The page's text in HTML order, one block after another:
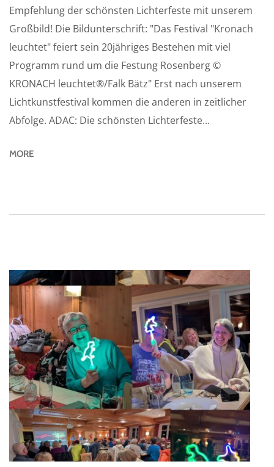
Empfehlung der schönsten Lichterfeste mit unserem
Großbild! Die Bildunterschrift: "Das Festival "Kronach
leuchtet" feiert sein 20jähriges Bestehen mit viel
Programm rund um die Festung Rosenberg ©
KRONACH leuchtet®/Falk Bätz" Erst nach unserem
Lichtkunstfestival kommen die anderen in zeitlicher
Abfolge. ADAC: Die schönsten Lichterfeste...
MORE